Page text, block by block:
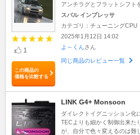
1
この商品の
価格を比較する
アンチラグとフラットシフト
スバル インプレッサ
カテゴリ：チューニングCPU
2025年1月12日 14:02
よ～くんさん
同じ商品のレビュー一覧
LINK G4+ Monsoon
ダイレクトイグニッション化
TECよりも細かく制御出来た
が、自分で色々変えるのは難